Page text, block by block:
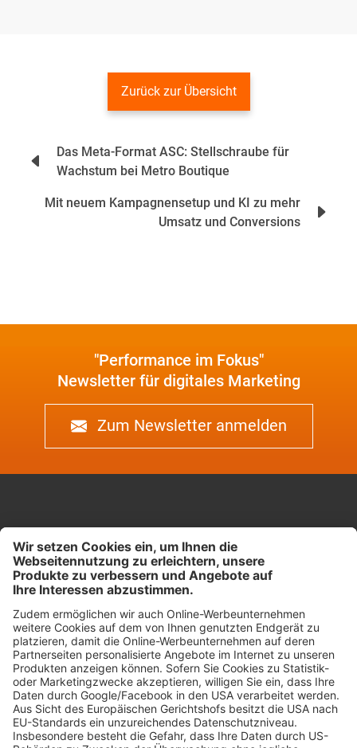
Jetzt Kontakt
Zurück zur Übersicht
Beitrags-
Navigation
Das Meta-Format ASC: Stellschraube für
Wachstum bei Metro Boutique
Mit neuem Kampagnensetup und KI zu mehr
Umsatz und Conversions
"Performance im Fokus"
Newsletter für digitales Marketing
Zum Newsletter anmelden
Kreuzstrasse 26
8008 Zürich
Impressum & Datenschutz
Cookie-Einstellungen
Our website is accessible..